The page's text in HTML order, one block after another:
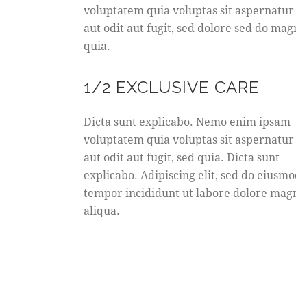
voluptatem quia voluptas sit aspernatur
aut odit aut fugit, sed dolore sed do
quia.
1/2 EXCLUSIVE CARE
Dicta sunt explicabo. Nemo enim ipsam
voluptatem quia voluptas sit aspernatur
aut odit aut fugit, sed quia. Dicta sunt
explicabo. Adipiscing elit, sed do
tempor incididunt ut labore dolore
aliqua.